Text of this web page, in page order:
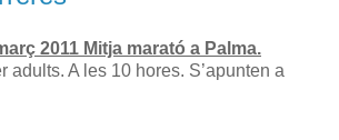
2011 Mitja marató a Palma.
adults. A les 10 hores. S’apunten a